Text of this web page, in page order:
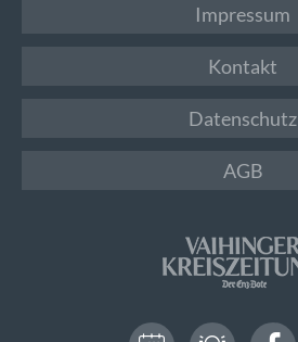
Impressum
Kontakt
Datenschutz
AGB